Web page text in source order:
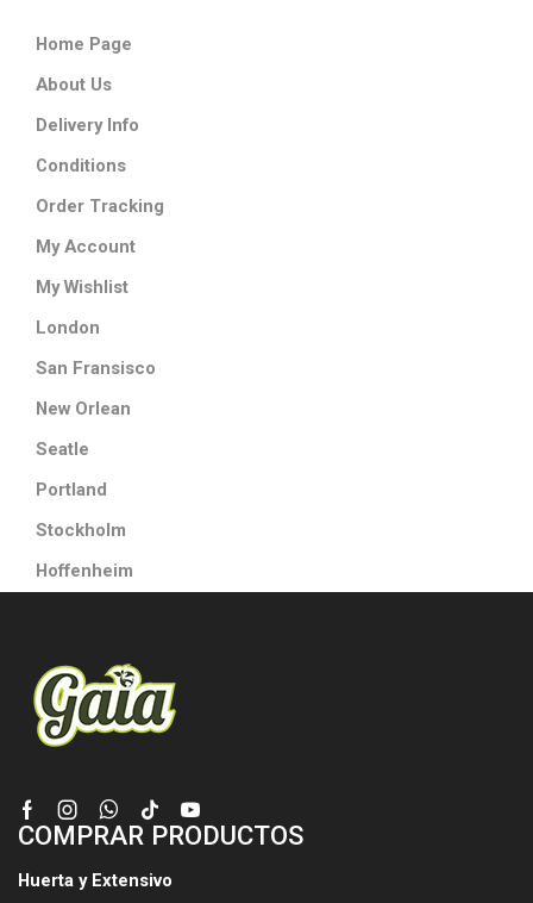
Home Page
About Us
Delivery Info
Conditions
Order Tracking
My Account
My Wishlist
London
San Fransisco
New Orlean
Seatle
Portland
Stockholm
Hoffenheim
Facebook
Instagram
Whatsapp
Tik-
tok
Youtube
COMPRAR PRODUCTOS
Huerta y Extensivo